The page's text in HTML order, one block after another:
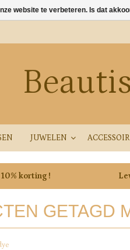
JUWELEN
korting !
GETAGD
website te verbeteren. Is dat